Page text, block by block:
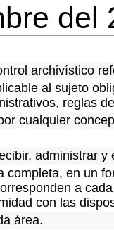
del
archivístico
al sujeto
reglas
cualquier
administrar y
completa, en un
a
con las
área.